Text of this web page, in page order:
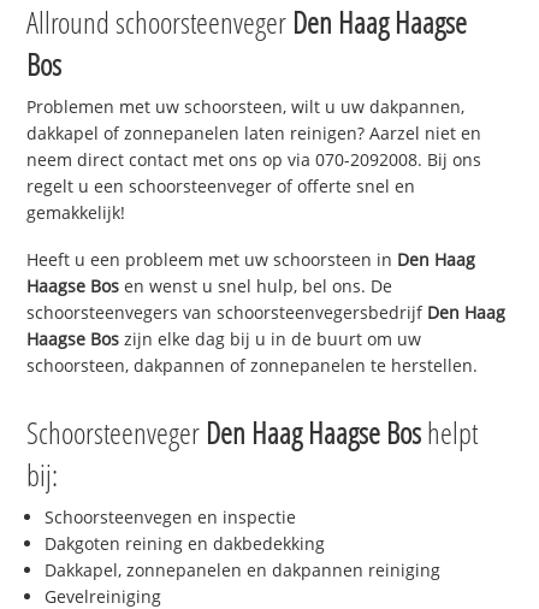
Allround schoorsteenveger Den Haag Haagse
Bos
Problemen met uw schoorsteen, wilt u uw dakpannen,
dakkapel of zonnepanelen laten reinigen? Aarzel niet en
neem direct contact met ons op via 070-2092008. Bij ons
regelt u een schoorsteenveger of offerte snel en
gemakkelijk!
Heeft u een probleem met uw schoorsteen in Den Haag
Haagse Bos en wenst u snel hulp, bel ons. De
schoorsteenvegers van schoorsteenvegersbedrijf Den Haag
Haagse Bos zijn elke dag bij u in de buurt om uw
schoorsteen, dakpannen of zonnepanelen te herstellen.
Schoorsteenveger Den Haag Haagse Boshelpt
bij:
Schoorsteenvegen en inspectie
Dakgoten reining en dakbedekking
Dakkapel, zonnepanelen en dakpannen reiniging
Gevelreiniging